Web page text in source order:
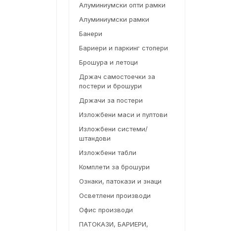
Алуминиумски опти рамки
Алуминиумски рамки
Банери
Бариери и паркинг стопери
Брошура и летоци
Држач самостоечки за
постери и брошури
Држачи за постери
Изложбени маси и пултови
Изложбени системи/
штандови
Изложбени табли
Комплети за брошури
Ознаки, патокази и знаци
Осветлени производи
Офис производи
ПАТОКАЗИ, БАРИЕРИ,